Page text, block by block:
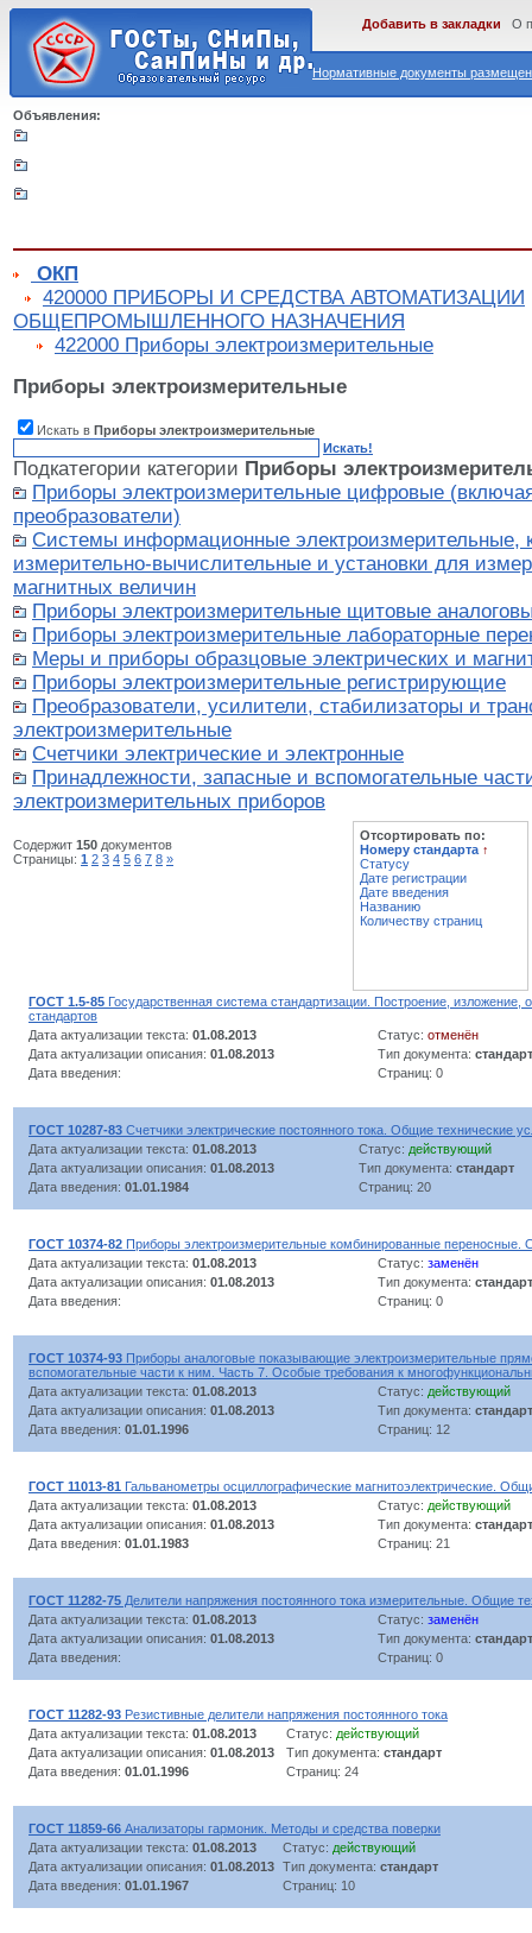
Нормативные документы
Добавить в закладки О
Объявления:
ОКП
420000 ПРИБОРЫ И СРЕДСТВА АВТОМАТИЗАЦИИ
ОБЩЕПРОМЫШЛЕННОГО НАЗНАЧЕНИЯ
422000 Приборы электроизмерительные
Приборы электроизмерительные
Искать в Приборы электроизмерительные
Искать!
Подкатегории категории Приборы
Приборы электроизмерительные цифровые
преобразователи)
Системы информационные электроизмерительные,
измерительно-вычислительные и установки для
магнитных величин
Приборы электроизмерительные щитовые
Приборы электроизмерительные лабораторные
Меры и приборы образцовые электрических и
Приборы электроизмерительные регистрирующие
Преобразователи, усилители, стабилизаторы и
электроизмерительные
Счетчики электрические и электронные
Принадлежности, запасные и вспомогательные
электроизмерительных приборов
Содержит 150 документов
Страницы: 1 2 3 4 5 6 7 8 »
Отсортировать по:
Номеру стандарта ↑
Статусу
Дате регистрации
Дате введения
Названию
Количеству страниц
ГОСТ 1.5-85 Государственная система стандартизации. Построение,
стандартов
Дата актуализации текста: 01.08.2013 Статус: отменён
Дата актуализации описания: 01.08.2013 Тип документа: стандарт
Дата введения:
Страниц: 0
ГОСТ 10287-83 Счетчики электрические постоянного тока. Общие технические
Дата актуализации текста: 01.08.2013 Статус: действующий
Дата актуализации описания: 01.08.2013 Тип документа: стандарт
Дата введения: 01.01.1984 Страниц: 20
ГОСТ 10374-82 Приборы электроизмерительные комбинированные переносные.
Дата актуализации текста: 01.08.2013 Статус: заменён
Дата актуализации описания: 01.08.2013 Тип документа: стандарт
Дата введения:
Страниц: 0
ГОСТ 10374-93 Приборы аналоговые показывающие электроизмерительные
вспомогательные части к ним. Часть 7. Особые требования к
Дата актуализации текста: 01.08.2013 Статус: действующий
Дата актуализации описания: 01.08.2013 Тип документа: стандарт
Дата введения: 01.01.1996 Страниц: 12
ГОСТ 11013-81 Гальванометры осциллографические магнитоэлектрические.
Дата актуализации текста: 01.08.2013 Статус: действующий
Дата актуализации описания: 01.08.2013 Тип документа: стандарт
Дата введения: 01.01.1983 Страниц: 21
ГОСТ 11282-75 Делители напряжения постоянного тока измерительные. Общие
Дата актуализации текста: 01.08.2013 Статус: заменён
Дата актуализации описания: 01.08.2013 Тип документа: стандарт
Дата введения:
Страниц: 0
ГОСТ 11282-93 Резистивные делители напряжения постоянного тока
Дата актуализации текста: 01.08.2013 Статус: действующий
Дата актуализации описания: 01.08.2013 Тип документа: стандарт
Дата введения: 01.01.1996 Страниц: 24
ГОСТ 11859-66 Анализаторы гармоник. Методы и средства поверки
Дата актуализации текста: 01.08.2013 Статус: действующий
Дата актуализации описания: 01.08.2013 Тип документа: стандарт
Дата введения: 01.01.1967 Страниц: 10